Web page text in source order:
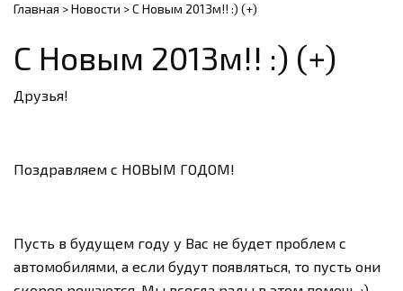
Главная >Новости >С Новым 2013м!! :) (+)
С Новым 2013м!! :) (+)
Друзья!
Поздравляем с НОВЫМ ГОДОМ!
Пусть в будущем году у Вас не будет проблем с
автомобилями, а если будут появляться, то пусть они